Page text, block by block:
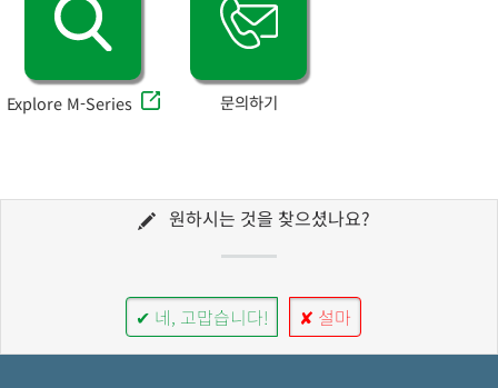
Explore M-Series 문의하기
원하시는 것을 찾으셨나요?
✔ 네, 고맙습니다! ✘ 설마